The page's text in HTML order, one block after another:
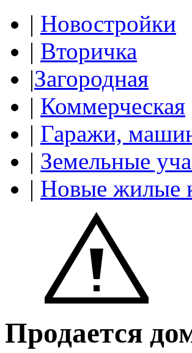
| Новостройки
| Вторичка
|Загородная
| Коммерческая
| Гаражи,
| Земельные
| Новые жилые
Продается